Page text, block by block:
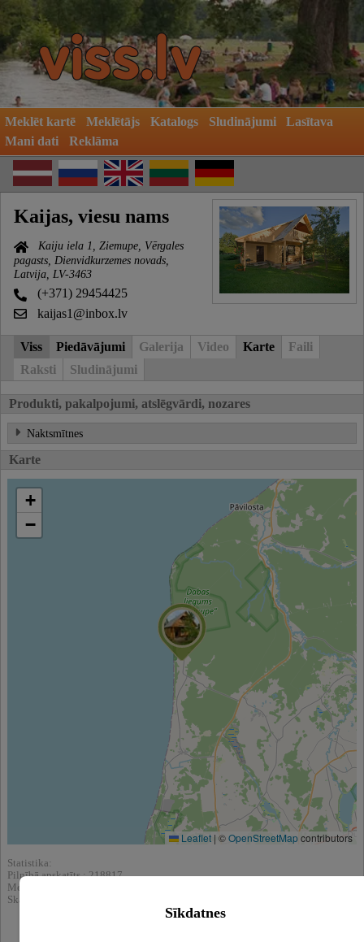
Meklēt kartē Meklētājs Katalogs Sludinājumi
Lasītava
Mani dati
Reklāma
Kaijas, viesu nams
Kaiju iela 1, Ziemupe, Vērgales
pagasts, Dienvidkurzemes novads,
Latvija, LV-3463
(+371) 29454425
kaijas1@inbox.lv
Viss Piedāvājumi Galerija Video Karte
Faili
Raksti
Sludinājumi
Produkti, pakalpojumi, atslēgvārdi, nozares
Naktsmītnes
Karte
+
−
Leaflet | ©OpenStreetMapcontributors
Statistika:
Pilnībā apskatīts : 218817
Meklēšnas rezultātos parādīts : 863529
Skatīt arī katalogā :
Sīkdatnes